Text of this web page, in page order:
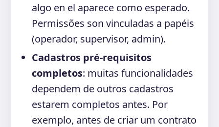
algo en el aparece como esperado.
Permissões son vinculadas a papéis
(operador, supervisor, admin).
Cadastros pré-requisitos
completos: muitas funcionalidades
dependem de outros cadastros
estarem completos antes. Por
exemplo, antes de criar um contrato